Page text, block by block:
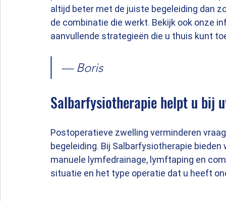
altijd beter met de juiste begeleiding dan
de combinatie die werkt. Bekijk ook onze
aanvullende strategieën die u thuis kunt
— Boris
Salbarfysiotherapie helpt u bij
Postoperatieve zwelling verminderen
begeleiding. Bij Salbarfysiotherapie
manuele lymfedrainage, lymftaping en
situatie en het type operatie dat u heeft